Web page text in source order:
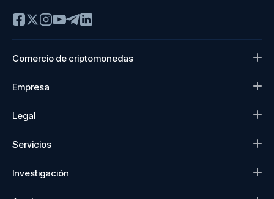
Comercio de criptomonedas
Empresa
Legal
Servicios
Investigación